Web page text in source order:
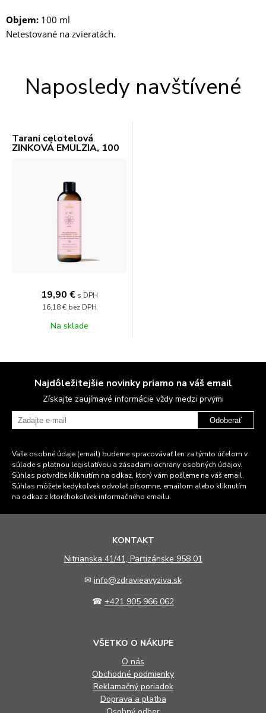
Objem: 100 ml
Netestované na zvieratách.
Naposledy navštívené
Tarani celotelová
ZINKOVÁ EMULZIA, 100
19,90 € s DPH
16,18 € bez DPH
Na sklade
Najdôležitejšie novinky priamo na váš email
Získajte zaujímavé informácie vždy medzi prvými
Odoberať
Vaše osobné údaje (email) budeme spracovávať len za týmto účelom v
súlade s platnou legislatívou a zásadami ochrany osobných údajov.
Súhlas potvrdíte kliknutím na odkaz, ktorý vám pošleme na váš email.
Súhlas môžete kedykoľvek odvolať písomne, emailom alebo kliknutím
na odkaz z ktoréhokoľvek informačného emailu.
KONTAKT
Nitrianska 41/41, Partizánske 958 01
✉ info@zdravieavyziva.sk
☎ +421 905 966 062
VŠETKO O NÁKUPE
O nás
Obchodné podmienky
Reklamačný poriadok
Doprava a platba